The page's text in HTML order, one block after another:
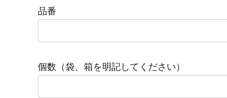
品番
個数（袋、箱を明記してください）